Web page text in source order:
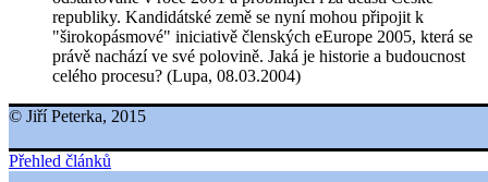
republiky. Kandidátské země se nyní mohou připojit k
"širokopásmové" iniciativě členských eEurope 2005, která se
právě nachází ve své polovině. Jaká je historie a budoucnost
celého procesu? (Lupa, 08.03.2004)
© Jiří Peterka, 2015
Přehled článků